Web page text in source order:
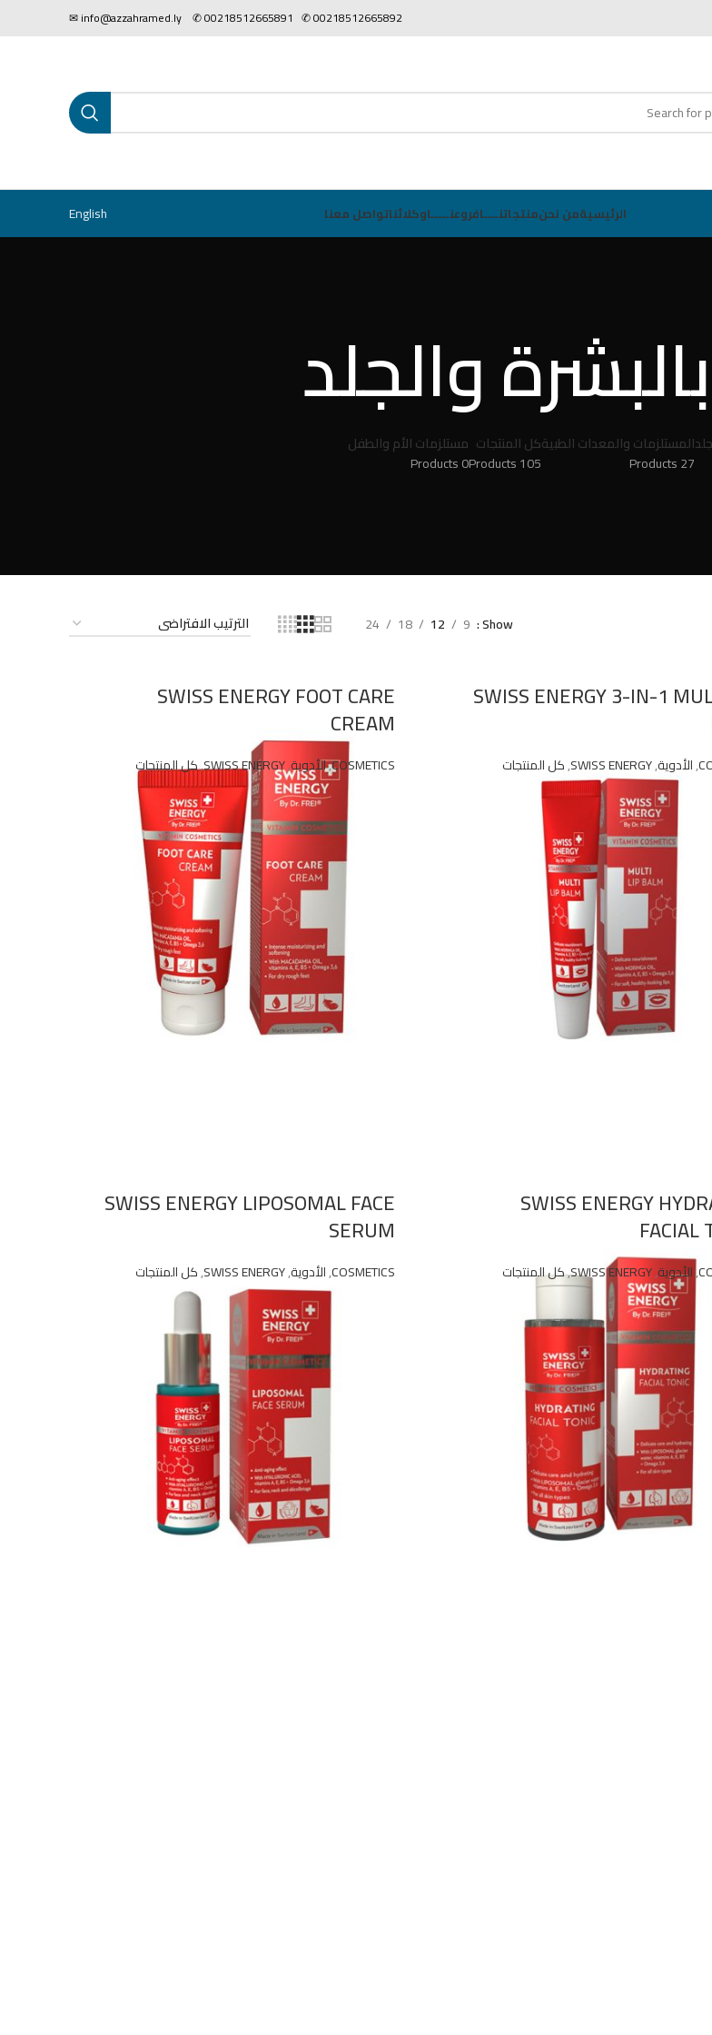
الرئيسيةمن نحنمنتجاتنــــافروعنـــــاوكلائناتواصل معنا English
والجلد
المستلزمات والمعدات الطبية
27 Products
كل المنتجات
105 Products
مستلزمات الأم والطفل
0 Products
Show
9
12
18
24
SWISS ENERGY 3-IN-1
,الأدوية,
SWISS ENERGY
,كل المنتجات
SWISS ENERGY FOOT CARE
CREAM
COSMETICS
,الأدوية,
SWISS ENERGY
,كل المنتجات
SWISS ENERGY
FACIAL
,الأدوية,
SWISS ENERGY
,كل المنتجات
SWISS ENERGY LIPOSOMAL FACE
SERUM
COSMETICS
,الأدوية,
SWISS ENERGY
,كل المنتجات